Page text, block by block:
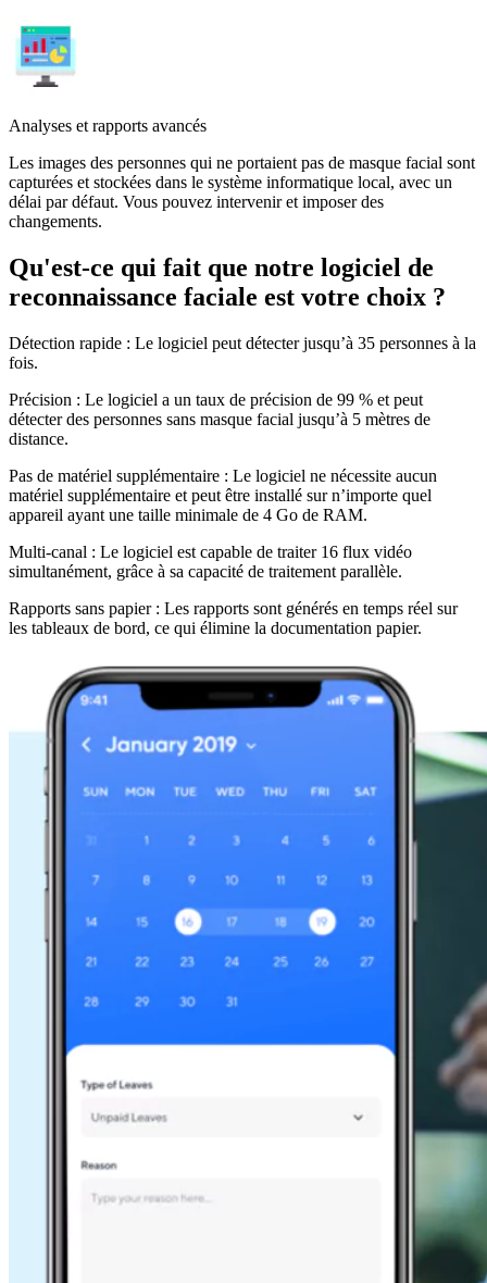
Analyses et rapports avancés
Les images des personnes qui ne portaient pas de masque facial sont
capturées et stockées dans le système informatique local, avec un
délai par défaut. Vous pouvez intervenir et imposer des
changements.
Qu'est-ce qui fait que notre logiciel de
reconnaissance faciale est votre choix ?
Détection rapide : Le logiciel peut détecter jusqu’à 35 personnes à la
fois.
Précision : Le logiciel a un taux de précision de 99 % et peut
détecter des personnes sans masque facial jusqu’à 5 mètres de
distance.
Pas de matériel supplémentaire : Le logiciel ne nécessite aucun
matériel supplémentaire et peut être installé sur n’importe quel
appareil ayant une taille minimale de 4 Go de RAM.
Multi-canal : Le logiciel est capable de traiter 16 flux vidéo
simultanément, grâce à sa capacité de traitement parallèle.
Rapports sans papier : Les rapports sont générés en temps réel sur
les tableaux de bord, ce qui élimine la documentation papier.